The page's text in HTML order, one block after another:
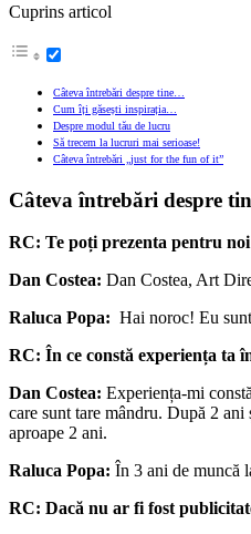
Cuprins articol
Câteva întrebări despre tine…
Cum îți găsești inspirația…
Despre modul tău de lucru
Să trecem la lucruri mai serioase!
Câteva întrebări „just for the fun of it”
Câteva întrebări despre
RC: Te poți prezenta pentru
Dan Costea: Dan Costea, Art
Raluca Popa: Hai noroc! Eu
RC: În ce constă experiența ta
Dan Costea: Experiența-mi
care sunt tare mândru. După 2
aproape 2 ani.
Raluca Popa: În 3 ani de muncă
RC: Dacă nu ar fi fost